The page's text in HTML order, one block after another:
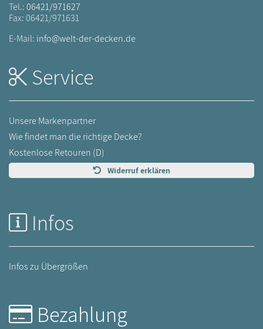
Tel.:06421/971627
Fax: 06421/971631
E-Mail: info@welt-der-decken.de
Service
Unsere Markenpartner
Wie findet man die richtige Decke?
Kostenlose Retouren (D)
Widerruf erklären
Infos
Infos zu Übergrößen
Bezahlung